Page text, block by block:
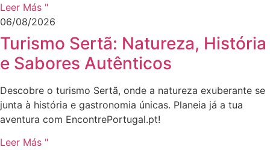
Leer Más "
06/08/2026
Turismo Sertã: Natureza, História
e Sabores Autênticos
Descobre o turismo Sertã, onde a natureza exuberante se
junta à história e gastronomia únicas. Planeia já a tua
aventura com EncontrePortugal.pt!
Leer Más "